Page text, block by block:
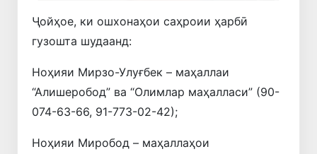
Ҷойҳое, ки ошхонаҳои саҳроии ҳарбӣ
гузошта шудаанд:
Ноҳияи Мирзо-Улуғбек – маҳаллаи
“Алишеробод” ва “Олимлар маҳалласи” (90-
074-63-66, 91-773-02-42);
Ноҳияи Миробод – маҳаллаҳои